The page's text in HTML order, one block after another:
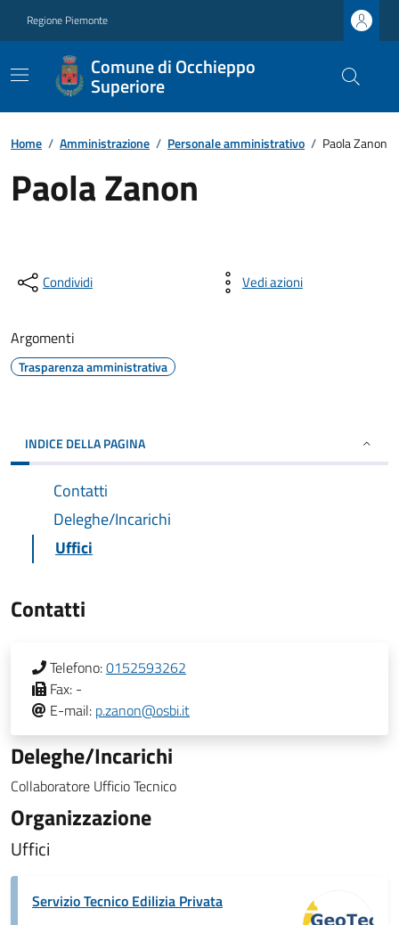
Regione Piemonte
Comune di Occhieppo
Superiore
Home / Amministrazione / Personale amministrativo / Paola Zanon
Paola Zanon
Condividi Vedi azioni
Argomenti
Trasparenza amministrativa
INDICE DELLA PAGINA
Contatti
Deleghe/Incarichi
Uffici
Contatti
Telefono:0152593262
Fax: -
E-mail: p.zanon@osbi.it
Deleghe/Incarichi
Collaboratore Ufficio Tecnico
Organizzazione
Uffici
Servizio Tecnico Edilizia Privata